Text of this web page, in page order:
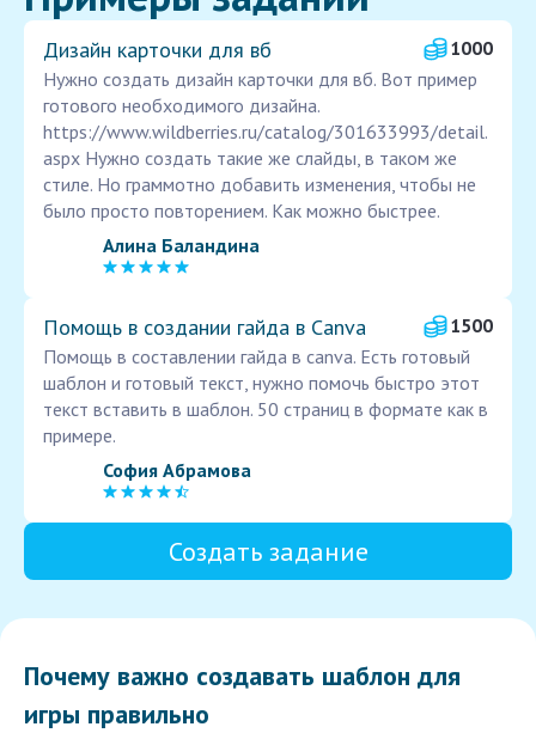
Дизайн карточки для вб
1000
Нужно создать дизайн карточки для вб. Вот пример
готового необходимого дизайна.
https://www.wildberries.ru/catalog/301633993/detail.
aspx Нужно создать такие же слайды, в таком же
стиле. Но граммотно добавить изменения, чтобы не
было просто повторением. Как можно быстрее.
Алина Баландина
Помощь в создании гайда в Canva
1500
Помощь в составлении гайда в canva. Есть готовый
шаблон и готовый текст, нужно помочь быстро этот
текст вставить в шаблон. 50 страниц в формате как в
примере.
София Абрамова
Создать задание
Почему важно создавать шаблон для
игры правильно